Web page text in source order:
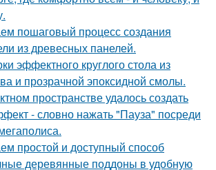
пошаговый процесс создания
из древесных панелей.
эффектного круглого стола из
и прозрачной эпоксидной смолы.
пространстве удалось создать
- словно нажать "Пауза" посреди
простой и доступный способ
деревянные поддоны в удобную